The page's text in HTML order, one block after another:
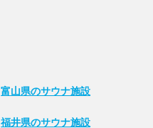
富山県のサウナ施設
福井県のサウナ施設